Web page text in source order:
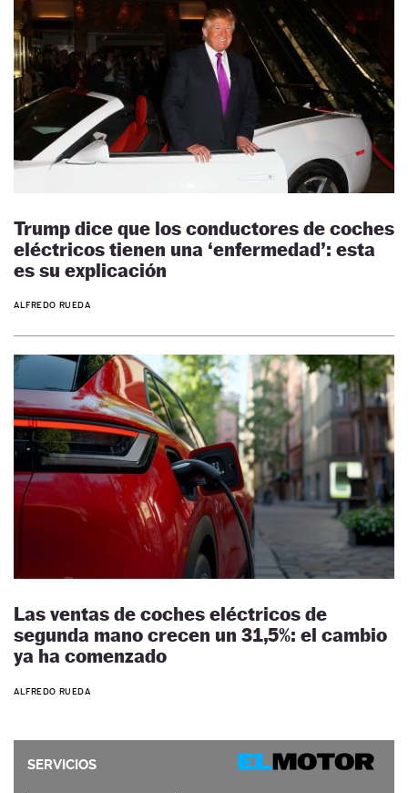
Trump dice que los conductores de coches
eléctricos tienen una ‘enfermedad’: esta
es su explicación
ALFREDO RUEDA
Las ventas de coches eléctricos de
segunda mano crecen un 31,5%: el cambio
ya ha comenzado
ALFREDO RUEDA